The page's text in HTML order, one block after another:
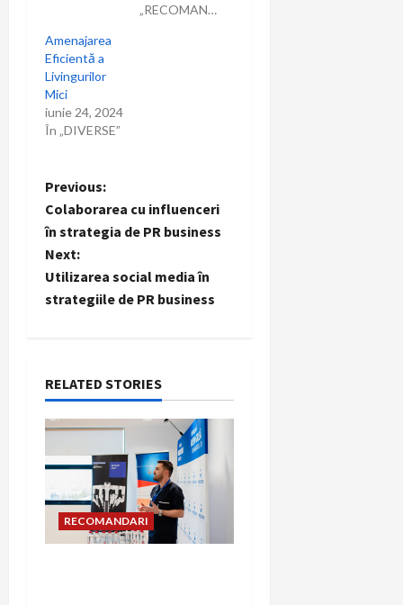
„RECOMANDARI”
Amenajarea
Eficientă a
Livingurilor
Mici
iunie 24, 2024
În „DIVERSE”
P
o
s
t
a
v
i
g
Previous:
Colaborarea cu influenceri
în strategia de PR business
Next:
Utilizarea social media în
strategiile de PR business
RELATED STORIES
RECOMANDARI